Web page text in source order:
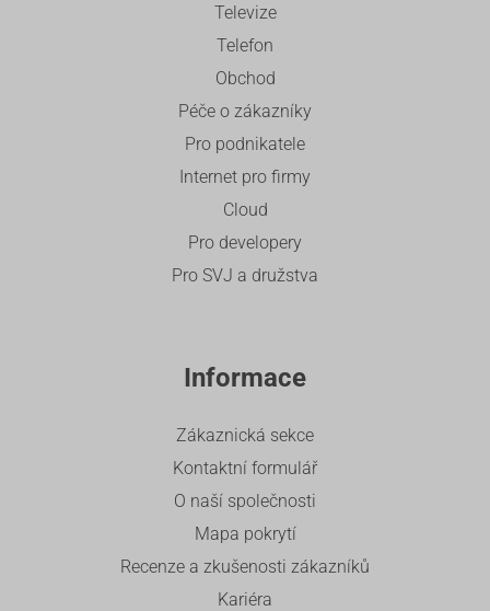
Televize
Telefon
Obchod
Péče o zákazníky
Pro podnikatele
Internet pro firmy
Cloud
Pro developery
Pro SVJ a družstva
Informace
Zákaznická sekce
Kontaktní formulář
O naší společnosti
Mapa pokrytí
Recenze a zkušenosti zákazníků
Kariéra